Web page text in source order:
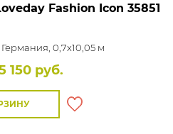
Fashion Icon 35851
Германия, 0,7x10,05 м
150 руб.